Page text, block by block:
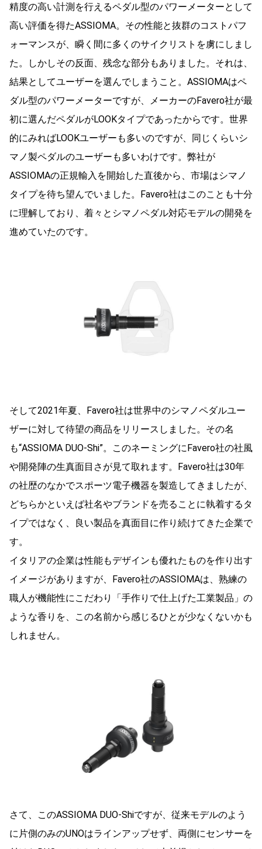
精度の高い計測を行えるペダル型のパワーメーターとして
高い評価を得たASSIOMA。その性能と抜群のコストパフ
ォーマンスが、瞬く間に多くのサイクリストを虜にしまし
た。しかしその反面、残念な部分もありました。それは、
結果としてユーザーを選んでしまうこと。ASSIOMAはペ
ダル型のパワーメーターですが、メーカーのFavero社が最
初に選んだペダルがLOOKタイプであったからです。世界
的にみればLOOKユーザーも多いのですが、同じくらいシ
マノ製ペダルのユーザーも多いわけです。弊社が
ASSIOMAの正規輸入を開始した直後から、市場はシマノ
タイプを待ち望んでいました。Favero社はこのことも十分
に理解しており、着々とシマノペダル対応モデルの開発を
進めていたのです。
そして2021年夏、Favero社は世界中のシマノペダルユー
ザーに対して待望の商品をリリースしました。その名
も“ASSIOMA DUO-Shi”。このネーミングにFavero社の社風
や開発陣の生真面目さが見て取れます。Favero社は30年
の社歴のなかでスポーツ電子機器を製造してきましたが、
どちらかといえば社名やブランドを売ることに執着するタ
イプではなく、良い製品を真面目に作り続けてきた企業で
す。
イタリアの企業は性能もデザインも優れたものを作り出す
イメージがありますが、Favero社のASSIOMAは、熟練の
職人が機能性にこだわり「手作りで仕上げた工業製品」の
ような香りを、この名前から感じるひとが少なくないかも
しれません。
さて、このASSIOMA DUO-Shiですが、従来モデルのよう
に片側のみのUNOはラインアップせず、両側にセンサーを